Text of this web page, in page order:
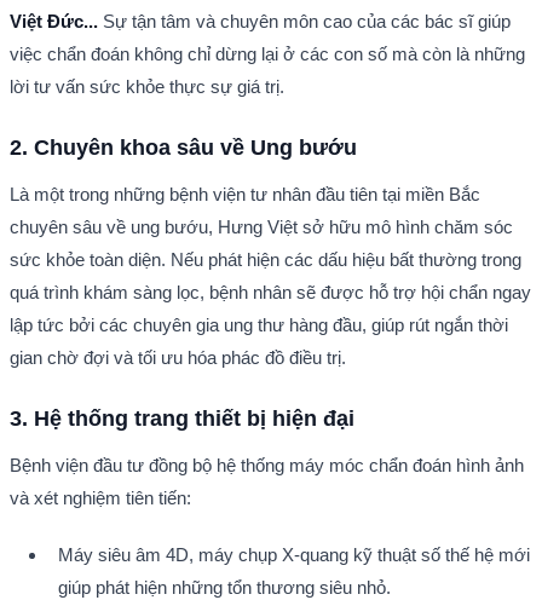
Việt Đức... Sự tận tâm và chuyên môn cao của các bác sĩ giúp
việc chẩn đoán không chỉ dừng lại ở các con số mà còn là những
lời tư vấn sức khỏe thực sự giá trị.
2. Chuyên khoa sâu về Ung bướu
Là một trong những bệnh viện tư nhân đầu tiên tại miền Bắc
chuyên sâu về ung bướu, Hưng Việt sở hữu mô hình chăm sóc
sức khỏe toàn diện. Nếu phát hiện các dấu hiệu bất thường trong
quá trình khám sàng lọc, bệnh nhân sẽ được hỗ trợ hội chẩn ngay
lập tức bởi các chuyên gia ung thư hàng đầu, giúp rút ngắn thời
gian chờ đợi và tối ưu hóa phác đồ điều trị.
3. Hệ thống trang thiết bị hiện đại
Bệnh viện đầu tư đồng bộ hệ thống máy móc chẩn đoán hình ảnh
và xét nghiệm tiên tiến:
Máy siêu âm 4D, máy chụp X-quang kỹ thuật số thế hệ mới
giúp phát hiện những tổn thương siêu nhỏ.